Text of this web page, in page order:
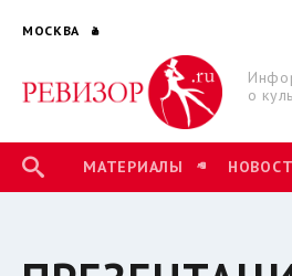
МОСКВА
о
МАТЕРИАЛЫ